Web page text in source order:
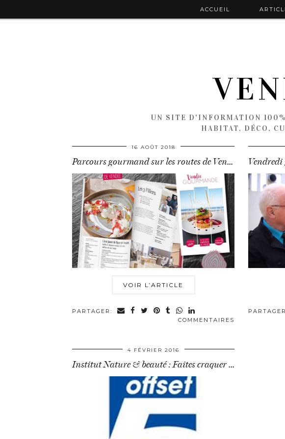
UN SITE D'INFORMATION
HABITAT, DÉCO,
ACCUEIL
16 AOÛT 2018
Parcours gourmand sur les routes de Vendée… …
VOIR L’ARTICLE
PARTAGER:
COMMENTAIRES
4 FÉVRIER 2016
Institut Nature & beauté : Faites craquer votre bien aimé(…